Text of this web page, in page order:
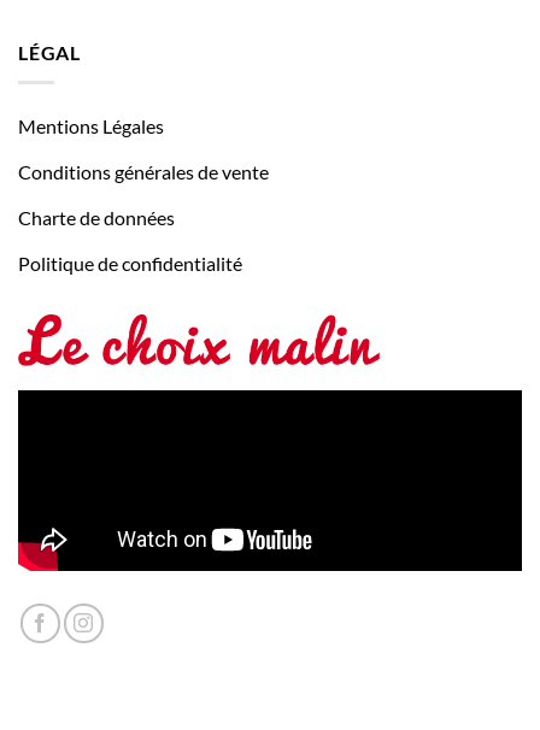
LÉGAL
Mentions Légales
Conditions générales de vente
Charte de données
Politique de confidentialité